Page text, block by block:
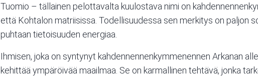
Tuomio – tällainen pelottavalta kuulostava nimi on
että Kohtalon matriisissa. Todellisuudessa sen merkitys on paljon
puhtaan tietoisuuden energiaa.
Ihmisen, joka on syntynyt kahdennennenkymmenennen Arkanan
kehittää ympäröivää maailmaa. Se on karmallinen tehtävä, jonka